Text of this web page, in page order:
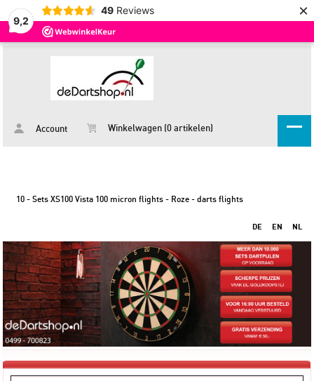
9,2
49 Reviews ×
Account Winkelwagen (0 artikelen)
10 - Sets XS100 Vista 100 micron flights - Roze - darts flights
DE EN NL